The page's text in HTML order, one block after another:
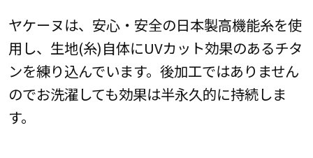
ヤケーヌは、安心・安全の日本製高機能糸を使
用し、生地(糸)自体にUVカット効果のあるチタ
ンを練り込んでいます。後加工ではありません
のでお洗濯しても効果は半永久的に持続しま
す。